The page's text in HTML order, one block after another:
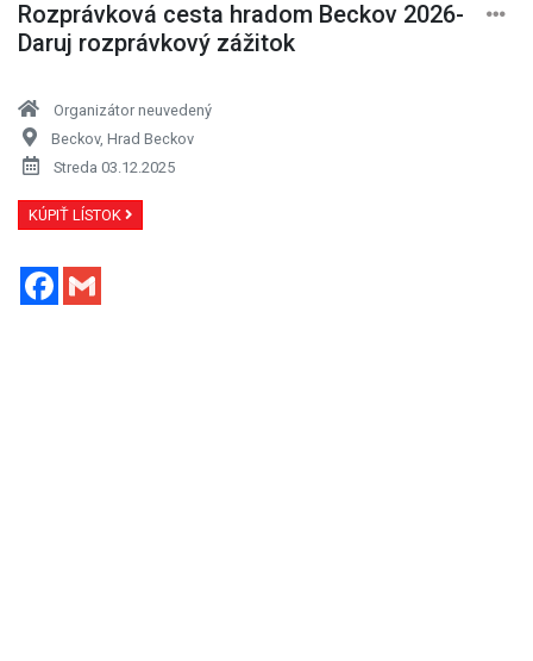
Rozprávková cesta hradom Beckov 2026-
Daruj rozprávkový zážitok
Organizátor neuvedený
Beckov, Hrad Beckov
Streda 03.12.2025
KÚPIŤ LÍSTOK
Facebook